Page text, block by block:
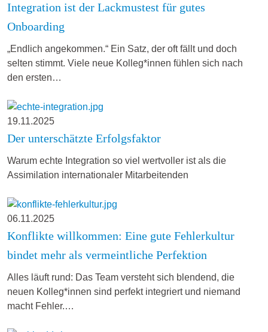
Integration ist der Lackmustest für gutes
Onboarding
„Endlich angekommen.“ Ein Satz, der oft fällt und doch
selten stimmt. Viele neue Kolleg*innen fühlen sich nach
den ersten…
19.11.2025
Der unterschätzte Erfolgsfaktor
Warum echte Integration so viel wertvoller ist als die
Assimilation internationaler Mitarbeitenden
06.11.2025
Konflikte willkommen: Eine gute Fehlerkultur
bindet mehr als vermeintliche Perfektion
Alles läuft rund: Das Team versteht sich blendend, die
neuen Kolleg*innen sind perfekt integriert und niemand
macht Fehler.…